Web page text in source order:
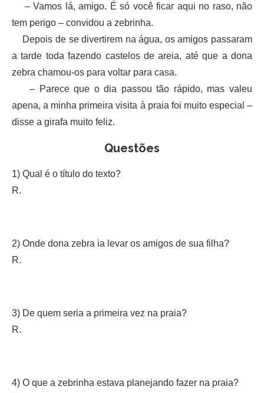
– Vamos lá, amigo. É só você ficar aqui no raso, não
tem perigo – convidou a zebrinha.
Depois de se divertirem na água, os amigos passaram
a tarde toda fazendo castelos de areia, até que a dona
zebra chamou-os para voltar para casa.
– Parece que o dia passou tão rápido, mas valeu
apena, a minha primeira visita à praia foi muito especial –
disse a girafa muito feliz.
Questões
1) Qual é o título do texto?
R.
2) Onde dona zebra ia levar os amigos de sua filha?
R.
3) De quem seria a primeira vez na praia?
R.
4) O que a zebrinha estava planejando fazer na praia?